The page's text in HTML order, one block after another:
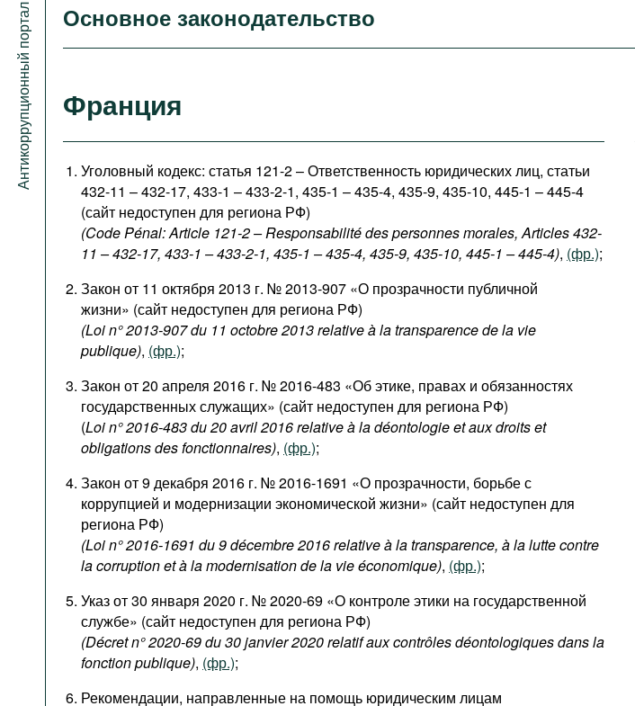
Антикоррупционный портал Основное законодательство
Франция
Уголовный кодекс: статья 121-2 – Ответственность юридических лиц, статьи
432-11 – 432-17, 433-1 – 433-2-1, 435-1 – 435-4, 435-9, 435-10, 445-1 – 445-4
(сайт недоступен для региона РФ)
(Code Pénal: Article 121-2 – Responsabilité des personnes morales, Articles 432-
11 – 432-17, 433-1 – 433-2-1, 435-1 – 435-4, 435-9, 435-10, 445-1 – 445-4), (фр.);
Закон от 11 октября 2013 г. № 2013-907 «О прозрачности публичной
жизни» (сайт недоступен для региона РФ)
(Loi n° 2013-907 du 11 octobre 2013 relative à la transparence de la vie
publique), (фр.);
Закон от 20 апреля 2016 г. № 2016-483 «Об этике, правах и обязанностях
государственных служащих» (сайт недоступен для региона РФ)
(Loi n° 2016-483 du 20 avril 2016 relative à la déontologie et aux droits et
obligations des fonctionnaires), (фр.);
Закон от 9 декабря 2016 г. № 2016-1691 «О прозрачности, борьбе с
коррупцией и модернизации экономической жизни» (сайт недоступен для
региона РФ)
(Loi n° 2016-1691 du 9 décembre 2016 relative à la transparence, à la lutte contre
la corruption et à la modernisation de la vie économique), (фр.);
Указ от 30 января 2020 г. № 2020-69 «О контроле этики на государственной
службе» (сайт недоступен для региона РФ)
(Décret n° 2020-69 du 30 janvier 2020 relatif aux contrôles déontologiques dans la
fonction publique), (фр.);
Рекомендации, направленные на помощь юридическим лицам